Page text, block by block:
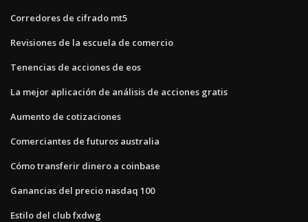
Corredores de cifrado mt5
Revisiones de la escuela de comercio
Tenencias de acciones de eos
La mejor aplicación de análisis de acciones gratis
Aumento de cotizaciones
Comerciantes de futuros australia
Cómo transferir dinero a coinbase
Ganancias del precio nasdaq 100
Estilo del club fxdwg